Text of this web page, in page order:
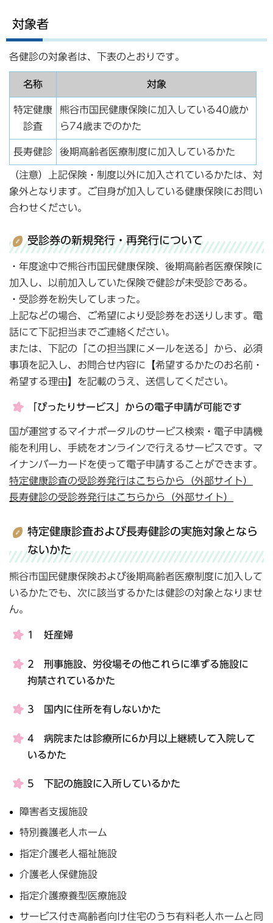
対象者
各健診の対象者は、下表のとおりです。
名称 対象
特定健康
診査
熊谷市国民健康保険に加入している40歳か
ら74歳までのかた
長寿健診 後期高齢者医療制度に加入しているかた
（注意）上記保険・制度以外に加入されているかたは、対
象外となります。ご自身が加入している健康保険にお問い
合わせください。
受診券の新規発行・再発行について
・年度途中で熊谷市国民健康保険、後期高齢者医療保険に
加入し、以前加入していた保険で健診が未受診である。
・受診券を紛失してしまった。
上記などの場合、ご希望により受診券をお送りします。電
話にて下記担当までご連絡ください。
または、下記の「この担当課にメールを送る」から、必須
事項を記入し、お問合せ内容に【希望するかたのお名前・
希望する理由】を記載のうえ、送信してください。
「ぴったりサービス」からの電子申請が可能です
国が運営するマイナポータルのサービス検索・電子申請機
能を利用し、手続をオンラインで行えるサービスです。マ
イナンバーカードを使って電子申請することができます。
特定健康診査の受診券発行はこちらから（外部サイト）
長寿健診の受診券発行はこちらから（外部サイト）
特定健康診査および長寿健診の実施対象となら
ないかた
熊谷市国民健康保険および後期高齢者医療制度に加入して
いるかたでも、次に該当するかたは健診の対象となりませ
ん。
1 妊産婦
2 刑事施設、労役場その他これらに準ずる施設に
拘禁されているかた
3 国内に住所を有しないかた
4 病院または診療所に6か月以上継続して入院して
いるかた
5 下記の施設に入所しているかた
障害者支援施設
特別養護老人ホーム
指定介護老人福祉施設
介護老人保健施設
指定介護療養型医療施設
サービス付き高齢者向け住宅のうち有料老人ホームと同